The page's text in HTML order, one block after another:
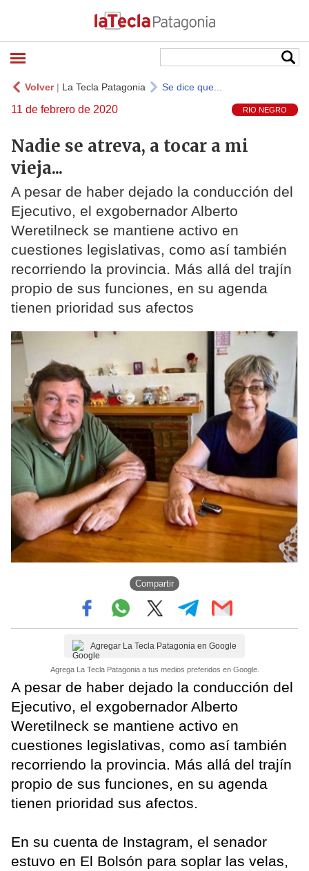
Volver| La Tecla Patagonia Se dice que...
11 de febrero de 2020 RIO NEGRO
Nadie se atreva, a tocar a mi
vieja...
A pesar de haber dejado la conducción del
Ejecutivo, el exgobernador Alberto
Weretilneck se mantiene activo en
cuestiones legislativas, como así también
recorriendo la provincia. Más allá del trajín
propio de sus funciones, en su agenda
tienen prioridad sus afectos
Compartir
Agregar La Tecla Patagonia en Google
Agrega La Tecla Patagonia a tus medios preferidos en Google.
A pesar de haber dejado la conducción del
Ejecutivo, el exgobernador Alberto
Weretilneck se mantiene activo en
cuestiones legislativas, como así también
recorriendo la provincia. Más allá del trajín
propio de sus funciones, en su agenda
tienen prioridad sus afectos.
En su cuenta de Instagram, el senador
estuvo en El Bolsón para soplar las velas,